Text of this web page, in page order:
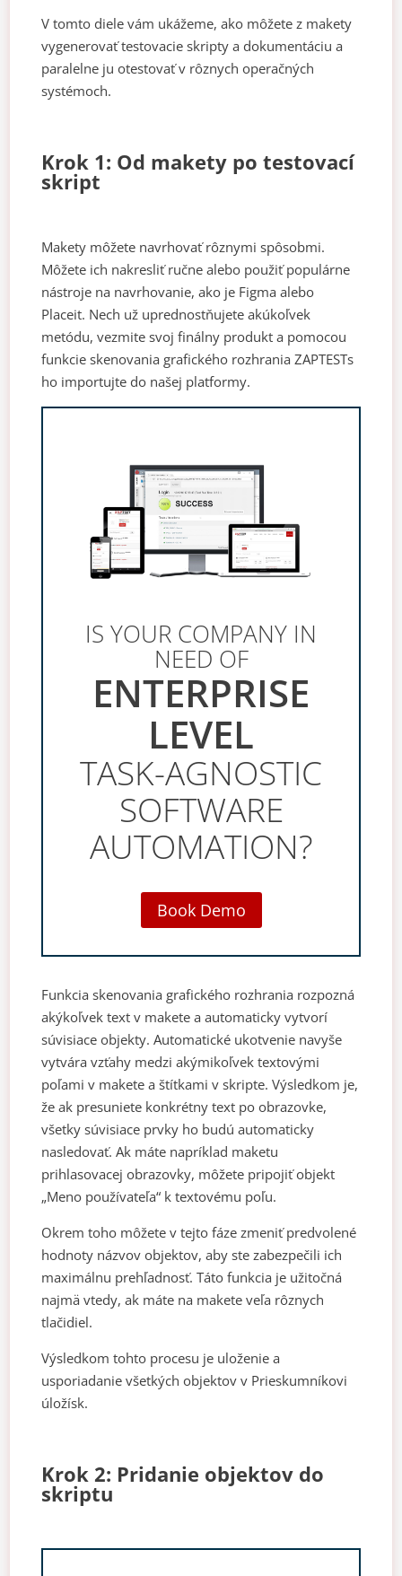
V tomto diele vám ukážeme, ako môžete z makety
vygenerovať testovacie skripty a dokumentáciu a
paralelne ju otestovať v rôznych operačných
systémoch.
Krok 1: Od makety po testovací
skript
Makety môžete navrhovať rôznymi spôsobmi.
Môžete ich nakresliť ručne alebo použiť populárne
nástroje na navrhovanie, ako je Figma alebo
Placeit. Nech už uprednostňujete akúkoľvek
metódu, vezmite svoj finálny produkt a pomocou
funkcie skenovania grafického rozhrania ZAPTESTs
ho importujte do našej platformy.
IS YOUR COMPANY IN
NEED OF
ENTERPRISE
LEVEL
TASK-AGNOSTIC
SOFTWARE
AUTOMATION?
Book Demo
Funkcia skenovania grafického rozhrania rozpozná
akýkoľvek text v makete a automaticky vytvorí
súvisiace objekty. Automatické ukotvenie navyše
vytvára vzťahy medzi akýmikoľvek textovými
poľami v makete a štítkami v skripte. Výsledkom je,
že ak presuniete konkrétny text po obrazovke,
všetky súvisiace prvky ho budú automaticky
nasledovať. Ak máte napríklad maketu
prihlasovacej obrazovky, môžete pripojiť objekt
„Meno používateľa“ k textovému poľu.
Okrem toho môžete v tejto fáze zmeniť predvolené
hodnoty názvov objektov, aby ste zabezpečili ich
maximálnu prehľadnosť. Táto funkcia je užitočná
najmä vtedy, ak máte na makete veľa rôznych
tlačidiel.
Výsledkom tohto procesu je uloženie a
usporiadanie všetkých objektov v Prieskumníkovi
úložísk.
Krok 2: Pridanie objektov do
skriptu